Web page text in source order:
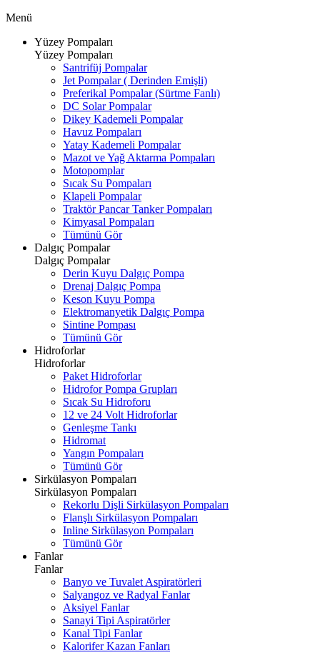
Menü
Yüzey Pompaları
Yüzey Pompaları
Santrifüj Pompalar
Jet Pompalar ( Derinden Emişli)
Preferikal Pompalar (Sürtme Fanlı)
DC Solar Pompalar
Dikey Kademeli Pompalar
Havuz Pompaları
Yatay Kademeli Pompalar
Mazot ve Yağ Aktarma Pompaları
Motopomplar
Sıcak Su Pompaları
Klapeli Pompalar
Traktör Pancar Tanker Pompaları
Kimyasal Pompaları
Tümünü Gör
Dalgıç Pompalar
Dalgıç Pompalar
Derin Kuyu Dalgıç Pompa
Drenaj Dalgıç Pompa
Keson Kuyu Pompa
Elektromanyetik Dalgıç Pompa
Sintine Pompası
Tümünü Gör
Hidroforlar
Hidroforlar
Paket Hidroforlar
Hidrofor Pompa Grupları
Sıcak Su Hidroforu
12 ve 24 Volt Hidroforlar
Genleşme Tankı
Hidromat
Yangın Pompaları
Tümünü Gör
Sirkülasyon Pompaları
Sirkülasyon Pompaları
Rekorlu Dişli Sirkülasyon Pompaları
Flanşlı Sirkülasyon Pompaları
Inline Sirkülasyon Pompaları
Tümünü Gör
Fanlar
Fanlar
Banyo ve Tuvalet Aspiratörleri
Salyangoz ve Radyal Fanlar
Aksiyel Fanlar
Sanayi Tipi Aspiratörler
Kanal Tipi Fanlar
Kalorifer Kazan Fanları